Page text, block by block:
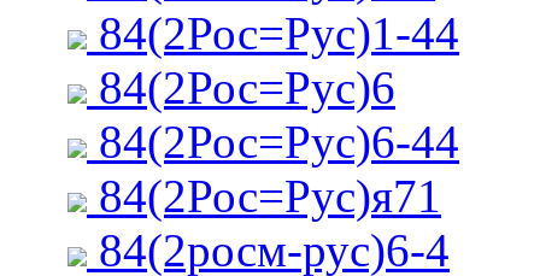
84(2Рос=Рус)1-44
84(2Рос=Рус)6
84(2Рос=Рус)6-44
84(2Рос=Рус)я71
84(2росм-рус)6-4